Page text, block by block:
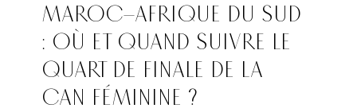
MAROC–AFRIQUE DU SUD
: OÙ ET QUAND SUIVRE LE
QUART DE FINALE DE LA
CAN FÉMININE ?